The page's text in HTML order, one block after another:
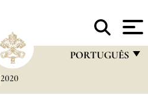
PORTUGUÊS
2020